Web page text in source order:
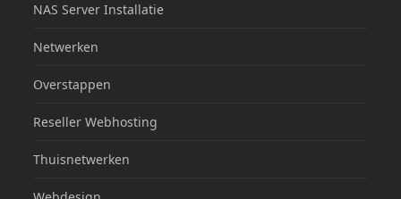
NAS Server Installatie
Netwerken
Overstappen
Reseller Webhosting
Thuisnetwerken